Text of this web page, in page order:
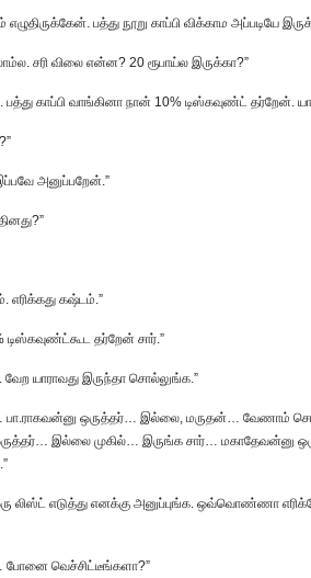
பத்து நூறு காப்பி விக்காம அப்படியே
சரி விலை என்ன? 20 ரூபாய்ல இருக்கா?”
பத்து காப்பி வாங்கினா நான் 10% டிஸ்கவுண்ட் தர்றேன்.
அனுப்பறேன்.”
கஷ்டம்.”
தர்றேன் சார்.”
யாராவது இருந்தா சொல்லுங்க.”
பா.ராகவன்னு ஒருத்தர்… இல்லை, மருதன்… வேணாம்
இல்லை முகில்… இருங்க சார்… மகாதேவன்னு
லிஸ்ட் எடுத்து எனக்கு அனுப்புங்க. ஒவ்வொண்ணா
போனை வெச்சிட்டீங்களா?”